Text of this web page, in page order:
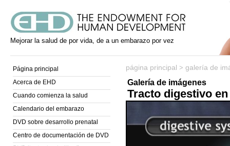
Mejorar la salud de por vida, de a un embarazo por vez
Página principal
Acerca de EHD
Cuando comienza la salud
Calendario del embarazo
DVD sobre desarrollo prenatal
Centro de documentación de DVD
página principal > galería de
Galería de imágenes
Tracto digestivo